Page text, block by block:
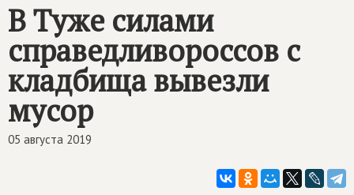
В Туже силами
справедливороссов с
кладбища вывезли
мусор
05 августа 2019